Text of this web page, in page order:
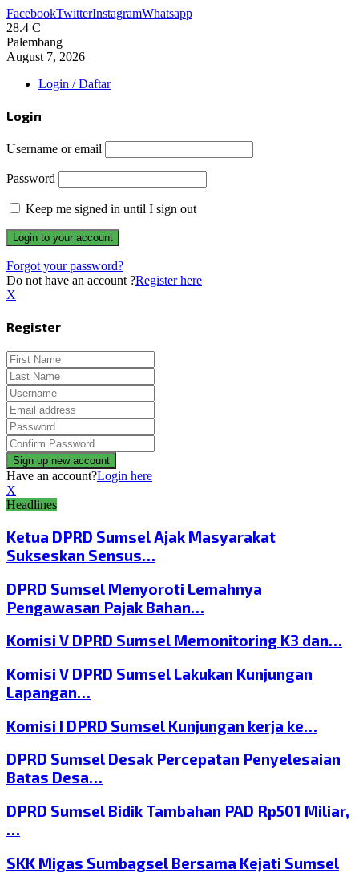
FacebookTwitterInstagramWhatsapp
28.4 C
Palembang
August 7, 2026
Login / Daftar
Login
Username or email
Password
Keep me signed in until I sign out
Forgot your password?
Do not have an account ?Register here
X
Register
Have an account?Login here
X
Headlines
Ketua DPRD Sumsel Ajak Masyarakat
Sukseskan Sensus…
DPRD Sumsel Menyoroti Lemahnya
Pengawasan Pajak Bahan…
Komisi V DPRD Sumsel Memonitoring K3 dan…
Komisi V DPRD Sumsel Lakukan Kunjungan
Lapangan…
Komisi I DPRD Sumsel Kunjungan kerja ke…
DPRD Sumsel Desak Percepatan Penyelesaian
Batas Desa…
DPRD Sumsel Bidik Tambahan PAD Rp501 Miliar,
…
SKK Migas Sumbagsel Bersama Kejati Sumsel